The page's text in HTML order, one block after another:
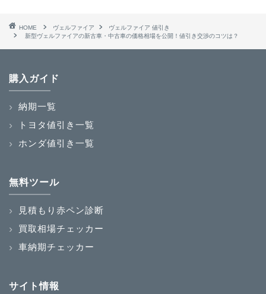
HOME ヴェルファイア
ヴェルファイア 値引き
新型ヴェルファイアの新古車・中古車の価格相場を公開！値引き交渉のコツは？
購入ガイド
納期一覧
トヨタ値引き一覧
ホンダ値引き一覧
無料ツール
見積もり赤ペン診断
買取相場チェッカー
車納期チェッカー
サイト情報